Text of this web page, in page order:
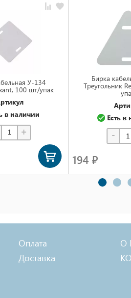
У-134
100 шт/упак
в наличии
+
Бирка
Треугольник
Есть в
-
194 ₽
Оплата
Доставка
О